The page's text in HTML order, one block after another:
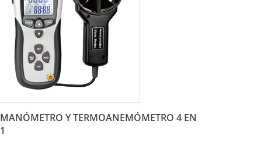
MANÓMETRO Y TERMOANEMÓMETRO 4 EN
1